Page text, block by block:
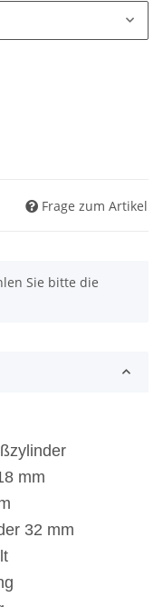
Frage zum Artikel
Sie bitte die
mm
32 mm